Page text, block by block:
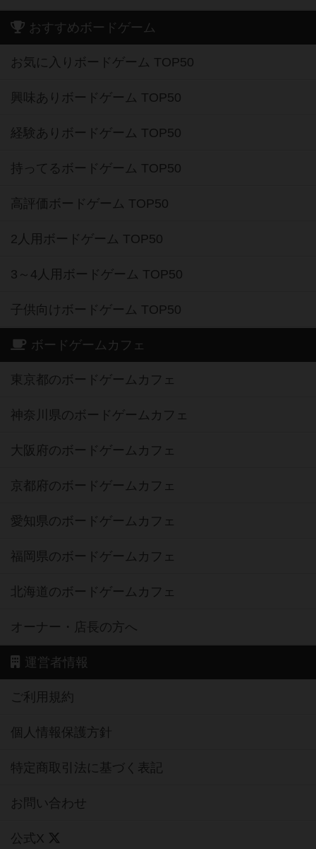
おすすめボードゲーム
お気に入りボードゲーム TOP50
興味ありボードゲーム TOP50
経験ありボードゲーム TOP50
持ってるボードゲーム TOP50
高評価ボードゲーム TOP50
2人用ボードゲーム TOP50
3～4人用ボードゲーム TOP50
子供向けボードゲーム TOP50
ボードゲームカフェ
東京都のボードゲームカフェ
神奈川県のボードゲームカフェ
大阪府のボードゲームカフェ
京都府のボードゲームカフェ
愛知県のボードゲームカフェ
福岡県のボードゲームカフェ
北海道のボードゲームカフェ
オーナー・店長の方へ
運営者情報
ご利用規約
個人情報保護方針
特定商取引法に基づく表記
お問い合わせ
公式X